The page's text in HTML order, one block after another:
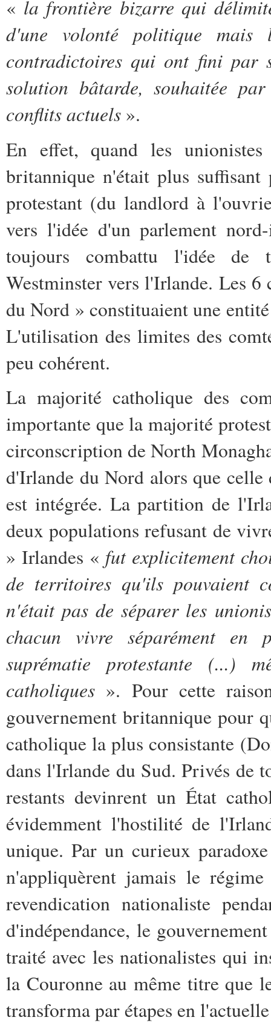
« la frontière bizarre qui
d'une volonté politique
contradictoires qui ont fini par
solution bâtarde, souhaitée
conflits actuels ».
En effet, quand les
britannique n'était plus
protestant (du landlord à
vers l'idée d'un parlement
toujours combattu l'idée de
Westminster vers l'Irlande. Les
du Nord » constituaient une
L'utilisation des limites des
peu cohérent.
La majorité catholique des
importante que la majorité
circonscription de North
d'Irlande du Nord alors que
est intégrée. La partition de
deux populations refusant de
» Irlandes « fut explicitement
de territoires qu'ils pouvaient
n'était pas de séparer les
chacun vivre séparément
suprématie protestante (...)
catholiques ». Pour cette
gouvernement britannique pour
catholique la plus consistante
dans l'Irlande du Sud. Privés de
restants devinrent un État
évidemment l'hostilité de
unique. Par un curieux
n'appliquèrent jamais le
revendication nationaliste
d'indépendance, le
traité avec les nationalistes qui
la Couronne au même titre que
transforma par étapes en